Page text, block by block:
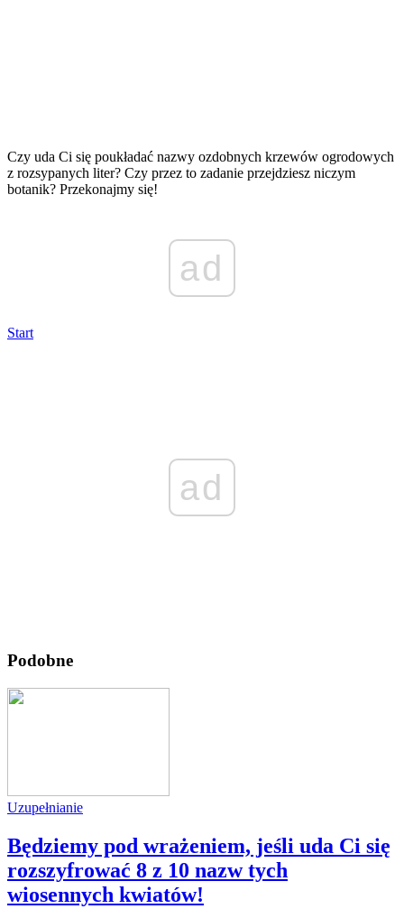
Czy uda Ci się poukładać nazwy ozdobnych krzewów ogrodowych
z rozsypanych liter? Czy przez to zadanie przejdziesz niczym
botanik? Przekonajmy się!
ad
Start
ad
Podobne
Uzupełnianie
Będziemy pod wrażeniem, jeśli uda Ci się
rozszyfrować 8 z 10 nazw tych
wiosennych kwiatów!